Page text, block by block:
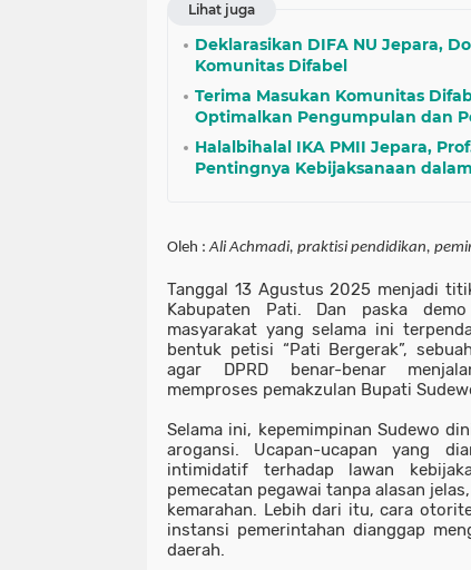
Lihat juga
Deklarasikan DIFA NU Jepara,
Komunitas Difabel
Terima Masukan Komunitas
Optimalkan Pengumpulan dan
Halalbihalal IKA PMII Jepara,
Pentingnya Kebijaksanaan
Oleh :Ali Achmadi, praktisi pendidikan,
Tanggal 13 Agustus 2025 menjadi
Kabupaten Pati. Dan paska
masyarakat yang selama ini
bentuk petisi “Pati Bergerak”,
agar DPRD benar-benar
memproses pemakzulan Bupati
Selama ini, kepemimpinan Sudewo
arogansi. Ucapan-ucapan yang
intimidatif terhadap lawan
pemecatan pegawai tanpa alasan
kemarahan. Lebih dari itu, cara
instansi pemerintahan dianggap
daerah.